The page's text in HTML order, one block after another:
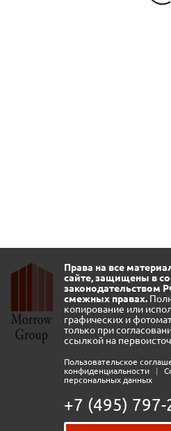
Права на все
сайте, защищены в
законодательством
смежных правах.
копирование или
графических и
только при
ссылкой на
Пользовательское
конфиденциальности
|
персональных данных
+7 (495) 797-